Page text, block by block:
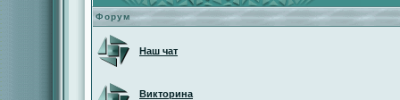
Форум
Наш чат
Викторина